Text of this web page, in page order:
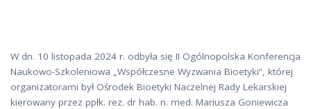
W dn. 10 listopada 2024 r. odbyła się II Ogólnopolska Konferencja
Naukowo-Szkoleniowa „Współczesne Wyzwania Bioetyki”, której
organizatorami był Ośrodek Bioetyki Naczelnej Rady Lekarskiej
kierowany przez ppłk. rez. dr hab. n. med. Mariusza Goniewicza